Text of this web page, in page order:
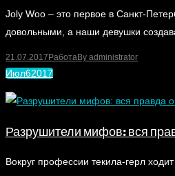
Joly Woo – это первое в Санкт-
довольными, а наши девушки
21.07.2017 РаботаBy administrator
Июл62017
Разрушители мифов: вся
Вокруг профессии текила-герл